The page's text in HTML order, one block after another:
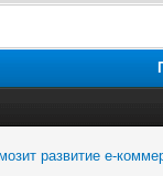
развитие е-